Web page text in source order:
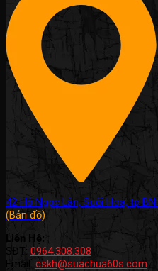
42 Hồ Ngọc Lân, Suối Hoa, tp BN.
(Bản đồ)
Liên Hệ:
SĐT: 0964.308.308
Email: cskh@suachua60s.com